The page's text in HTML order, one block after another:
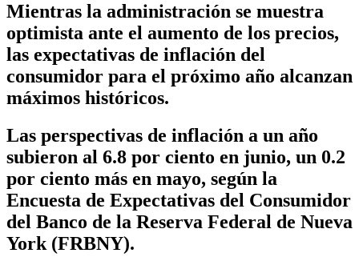
Mientras la administración se muestra
optimista ante el aumento de los precios,
las expectativas de inflación del
consumidor para el próximo año alcanzan
máximos históricos.
Las perspectivas de inflación a un año
subieron al 6.8 por ciento en junio, un 0.2
por ciento más en mayo, según la
Encuesta de Expectativas del Consumidor
del Banco de la Reserva Federal de Nueva
York (FRBNY).